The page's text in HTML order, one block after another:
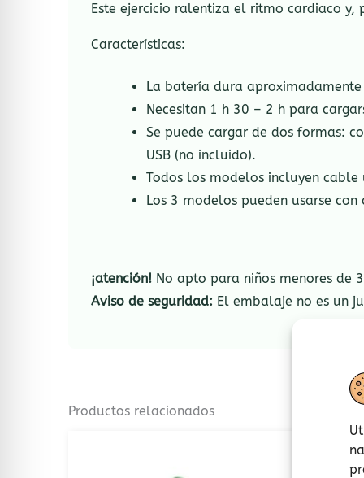
Este ejercicio ralentiza el ritmo cardiaco
Características:
La batería dura aproximadamente
Necesitan 1 h 30 – 2 h para
Se puede cargar de dos formas:
USB (no incluido).
Todos los modelos incluyen cable
Los 3 modelos pueden usarse
¡atención! No apto para niños menores de
Aviso de seguridad: El embalaje no es un
Productos relacionados